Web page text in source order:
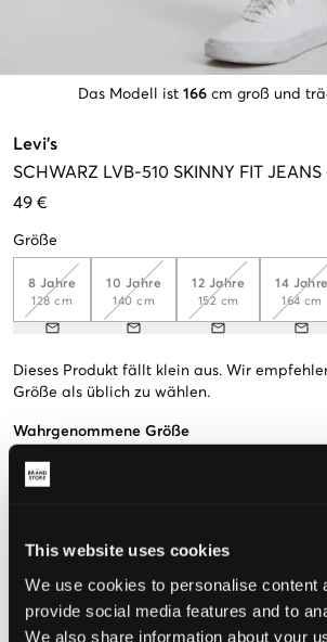
This website uses cookies
We use cookies to personalise content
provide social media features and to
We also share information about your
Das Modell ist 166 cm groß und
Levi's
SCHWARZ LVB-510 SKINNY FIT JEANS
49 €
Größe
8 Jahre
128 cm
10 Jahre
140 cm
12 Jahre
152 cm
14 Jahre
164 cm
Dieses Produkt fällt klein aus. Wir
Größe als üblich zu wählen.
Wahrgenommene Größe
Klein
WÄHLEN SIE EINE GRÖSSE